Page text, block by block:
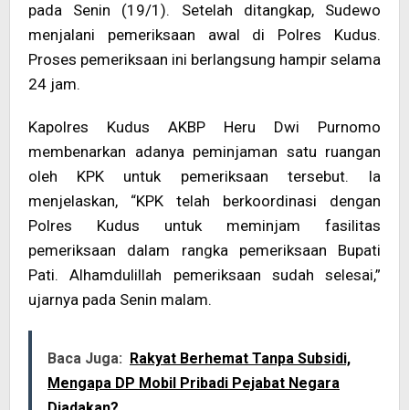
pada Senin (19/1). Setelah ditangkap, Sudewo
menjalani pemeriksaan awal di Polres Kudus.
Proses pemeriksaan ini berlangsung hampir selama
24 jam.
Kapolres Kudus AKBP Heru Dwi Purnomo
membenarkan adanya peminjaman satu ruangan
oleh KPK untuk pemeriksaan tersebut. Ia
menjelaskan, “KPK telah berkoordinasi dengan
Polres Kudus untuk meminjam fasilitas
pemeriksaan dalam rangka pemeriksaan Bupati
Pati. Alhamdulillah pemeriksaan sudah selesai,”
ujarnya pada Senin malam.
Baca Juga:
Rakyat Berhemat Tanpa Subsidi,
Mengapa DP Mobil Pribadi Pejabat Negara